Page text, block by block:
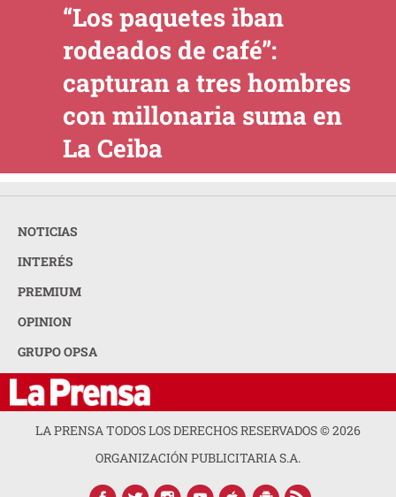
“Los paquetes iban
rodeados de café”:
capturan a tres hombres
con millonaria suma en
La Ceiba
NOTICIAS
INTERÉS
PREMIUM
OPINION
GRUPO OPSA
LA PRENSA TODOS LOS DERECHOS RESERVADOS ©2026
ORGANIZACIÓN PUBLICITARIA S.A.